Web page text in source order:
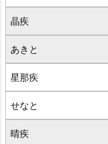
晶疾
あきと
星那疾
せなと
晴疾